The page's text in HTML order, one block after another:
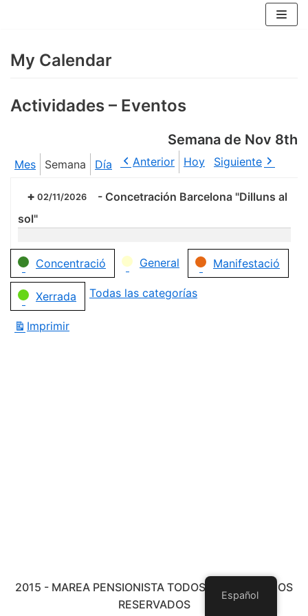
contenido
My Calendar
Actividades – Eventos
Semana de Nov 8th
Mes Semana Día Anterior Hoy Siguiente
02/11/2026 - Concetración Barcelona "Dilluns al
sol"
Categorías
Concentració General Manifestació
Xerrada Todas las categorías
Imprimir
2015 - MAREA PENSIONISTA TODOS LOS DERECHOS
RESERVADOS
Español